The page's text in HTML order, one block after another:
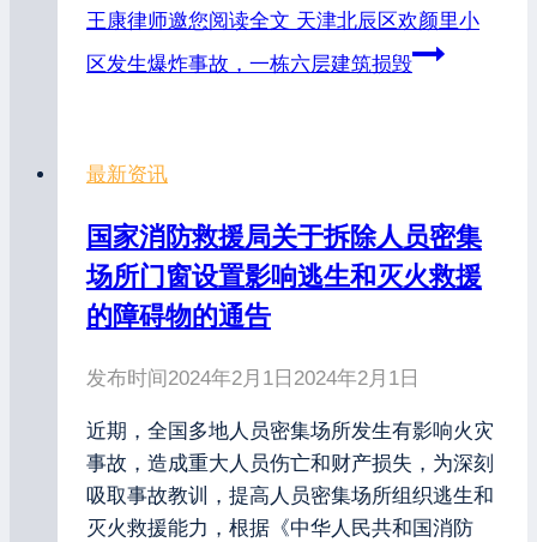
王康律师邀您阅读全文 天津北辰区欢颜里小
区发生爆炸事故，一栋六层建筑损毁
最新资讯
国家消防救援局关于拆除人员密集
场所门窗设置影响逃生和灭火救援
的障碍物的通告
发布时间2024年2月1日 2024年2月1日
近期，全国多地人员密集场所发生有影响火灾
事故，造成重大人员伤亡和财产损失，为深刻
吸取事故教训，提高人员密集场所组织逃生和
灭火救援能力，根据《中华人民共和国消防